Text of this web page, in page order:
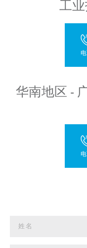
工
华南地区 -